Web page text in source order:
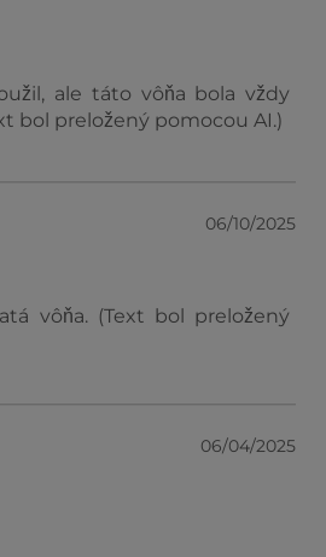
ale táto vôňa bola vždy
bol preložený pomocou AI.)
06/10/2025
vôňa. (Text bol preložený
06/04/2025